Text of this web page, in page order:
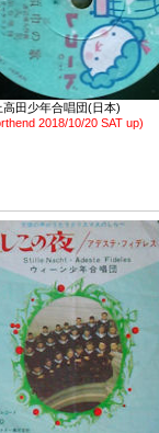
高田少年合唱団(日本)
2018/10/20 SAT up)